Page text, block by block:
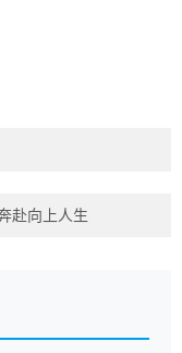
赴向上人生